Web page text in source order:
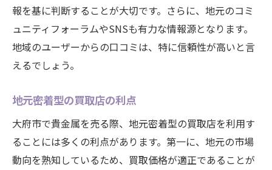
報を基に判断することが大切です。さらに、地元のコミ
ュニティフォーラムやSNSも有力な情報源となります。
地域のユーザーからの口コミは、特に信頼性が高いと言
えるでしょう。
地元密着型の買取店の利点
大府市で貴金属を売る際、地元密着型の買取店を利用す
ることには多くの利点があります。第一に、地元の市場
動向を熟知しているため、買取価格が適正であることが